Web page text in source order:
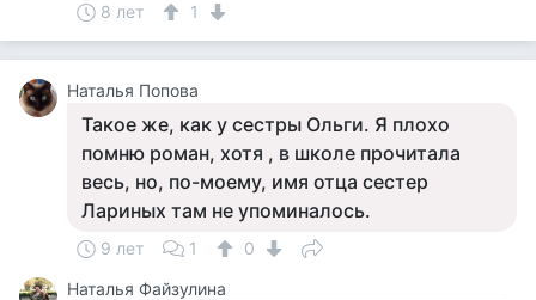
8 лет 1
Наталья Попова
Такое же, как у сестры Ольги. Я плохо
помню роман, хотя , в школе прочитала
весь, но, по-моему, имя отца сестер
Лариных там не упоминалось.
9 лет 1
0
Наталья Файзулина